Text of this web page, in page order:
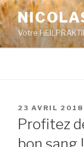
Aller
au
contenu
principal
Votre
PUBLIÉ
LE
23 AVRIL 2018
Profitez